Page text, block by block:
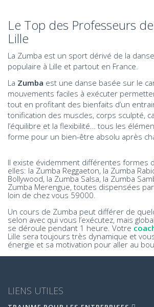
Le Top des Professeurs
Lille
La Zumba est un sport dérivé de la
populaire à Lille et partout en France.
La Zumba est une danse basée sur le
mouvements faciles à exécuter
tout en profitant des bienfaits d’un
tonification des muscles, corps sculpté,
l’équilibre et la flexibilité… tous les
forme pour un bien-être absolu après
Il existe évidemment différentes formes
elles: la Zumba Reggaeton, la Zumba
Bollywood, la Zumba Salsa, la Zumba
Zumba Merengue, toutes dispensées
loin de chez vous 59000.
Un cours de Zumba peut différer de
selon avec qui vous l’exécutez, mais
se déroule pendant 1 heure. Votre
Lille sera toujours très dynamique et
énergie et sa motivation pour aller au
LIENS UTILES